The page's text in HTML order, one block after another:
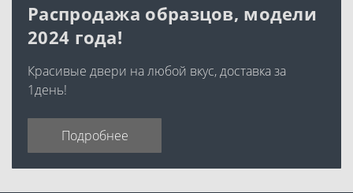
Распродажа образцов, модели
2024 года!
Красивые двери на любой вкус, доставка за
1день!
Подробнее